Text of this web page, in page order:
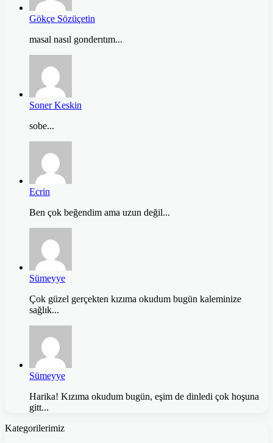
Gökçe Sözüçetin
masal nasıl gonderıtım...
Soner Keskin
sobe...
Ecrin
Ben çok beğendim ama uzun değil...
Sümeyye
Çok güzel gerçekten kızıma okudum bugün kaleminize
sağlık...
Sümeyye
Harika! Kızıma okudum bugün, eşim de dinledi çok hoşuna
gitt...
Kategorilerimiz